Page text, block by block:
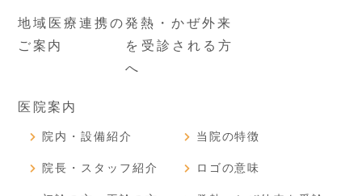
地域医療連携の
ご案内
発熱・かぜ外来
を受診される方
へ
医院案内
院内・設備紹介 当院の特徴
院長・スタッフ紹介 ロゴの意味